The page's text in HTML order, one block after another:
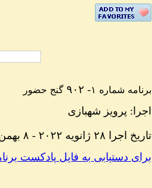
برنامه شماره ۱- ۹۰۲ گنج حضور
اجرا: پرویز شهبازی
تاریخ اجرا ۲۸ ژانویه ۲۰۲۲ - ۸
برای دستیابی به فایل پادکست